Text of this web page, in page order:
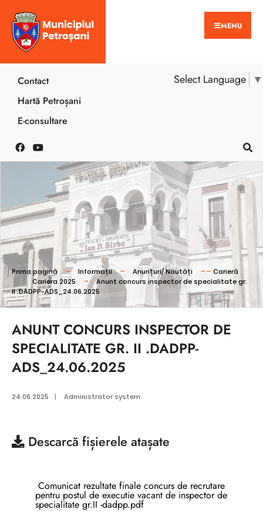
MENU
Select Language ▼
Contact
Hartă Petroșani
E-consultare
Prima pagină Informații Anunțuri/ Noutăți
Carieră
Cariera 2025
Anunt concurs inspector de specialitate gr.
II .DADPP-ADS_24.06.2025
ANUNT CONCURS INSPECTOR DE
SPECIALITATE GR. II .DADPP-
ADS_24.06.2025
24.06.2025 | Administrator system
Descarcă fișierele atașate
Comunicat rezultate finale concurs de recrutare
pentru postul de executie vacant de inspector de
specialitate gr.II -dadpp.pdf